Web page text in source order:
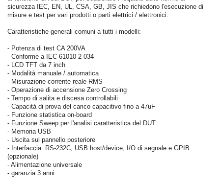
sicurezza IEC, EN, UL, CSA, GB, JIS che richiedono l'esecuzione di
misure e test per vari prodotti o parti elettrici / elettronici.
Caratteristiche generali comuni a tutti i modelli:
- Potenza di test CA 200VA
- Conforme a IEC 61010-2-034
- LCD TFT da 7 inch
- Modalità manuale / automatica
- Misurazione corrente reale RMS
- Operazione di accensione Zero Crossing
- Tempo di salita e discesa controllabili
- Capacità di prova del carico capacitivo fino a 47uF
- Funzione statistica on-board
- Funzione Sweep per l'analisi caratteristica del DUT
- Memoria USB
- Uscita sul pannello posteriore
- Interfaccia: RS-232C, USB host/device, I/O di segnale e GPIB
(opzionale)
- Alimentazione universale
- garanzia 3 anni